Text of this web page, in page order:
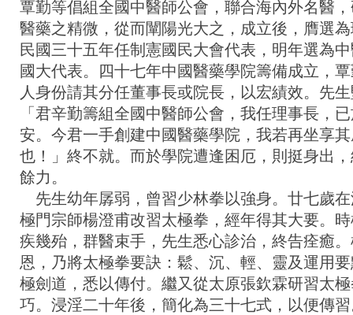
覃勤等倡組全國中醫師公會，聯合海內外名醫
醫藥之精微，從而闡陽光大之，成立後，膺選
民國三十五年任制憲國民大會代表，明年選為
國大代表。四十七年中國醫藥學院籌備成立，
人身份請其分任董事長或院長，以宏績效。先
「君辛勤籌組全國中醫師公會，我任理事長，
安。今君一手創建中國醫藥學院，我若再坐享
也！」終不就。而於學院遭逢困厄，則挺身出
餘力。
先生幼年孱弱，曾習少林拳以強身。廿七歲
極門宗師楊澄甫改習太極拳，經年得其大要。
疾幾殆，群醫束手，先生悉心診治，終告痊癒
恩，乃將太極拳要訣：鬆、沉、輕、靈及運用
極劍道，悉以傳付。繼又從太原張欽霖研習太
巧。浸淫二十年後，簡化為三十七式，以便傳